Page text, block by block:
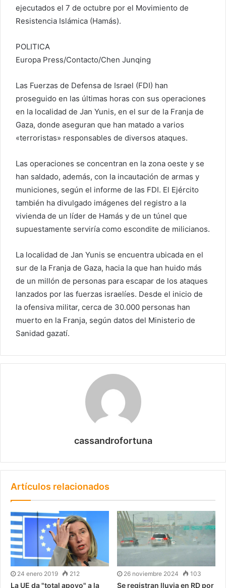
ejecutados el 7 de octubre por el Movimiento de
Resistencia Islámica (Hamás).
POLITICA
Europa Press/Contacto/Chen Junqing
Las Fuerzas de Defensa de Israel (FDI) han
proseguido en las últimas horas con sus operaciones
en la localidad de Jan Yunis, en el sur de la Franja de
Gaza, donde aseguran que han matado a varios
«terroristas» responsables de diversos ataques.
Las operaciones se concentran en la zona oeste y se
han saldado, además, con la incautación de armas y
municiones, según el informe de las FDI. El Ejército
también ha divulgado imágenes del registro a la
vivienda de un líder de Hamás y de un túnel que
supuestamente serviría como escondite de milicianos.
La localidad de Jan Yunis se encuentra ubicada en el
sur de la Franja de Gaza, hacia la que han huido más
de un millón de personas para escapar de los ataques
lanzados por las fuerzas israelíes. Desde el inicio de
la ofensiva militar, cerca de 30.000 personas han
muerto en la Franja, según datos del Ministerio de
Sanidad gazatí.
cassandrofortuna
Artículos relacionados
24 enero 2019 212
La UE da "total apoyo" a la
26 noviembre 2024 103
Se registran lluvia en RD por